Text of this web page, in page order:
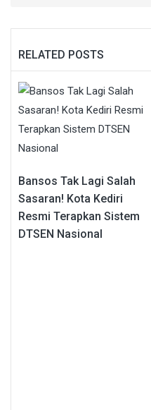
RELATED POSTS
Bansos Tak Lagi Salah
Sasaran! Kota Kediri
Resmi Terapkan Sistem
DTSEN Nasional